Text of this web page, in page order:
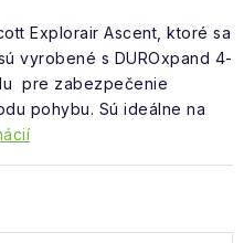
Explorair Ascent, ktoré sa
vyrobené s DUROxpand 4-
pre zabezpečenie
pohybu. Sú ideálne na